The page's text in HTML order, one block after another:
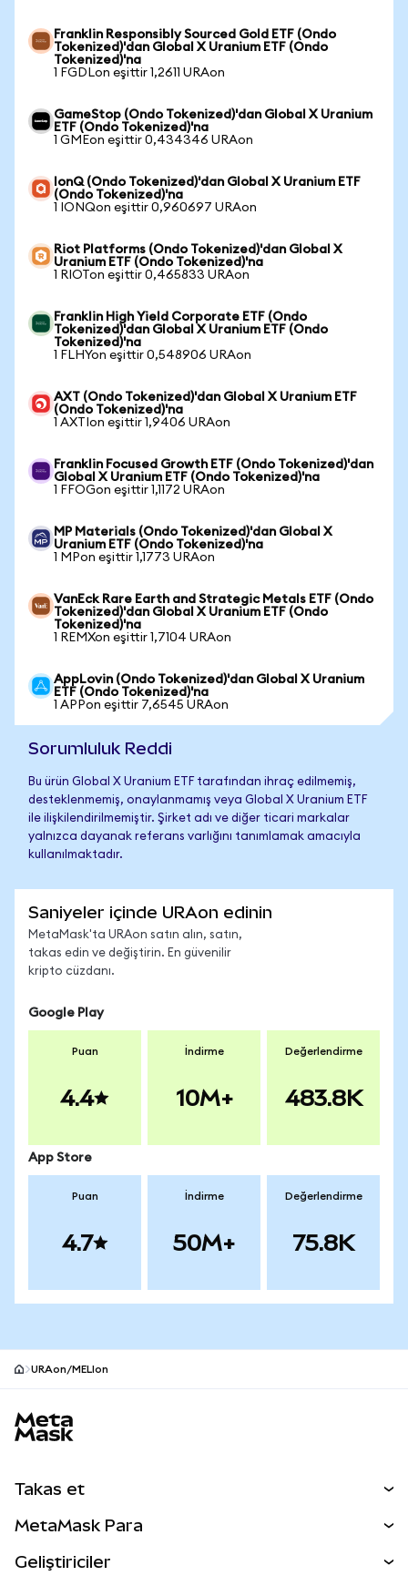
Franklin Responsibly Sourced Gold ETF (Ondo
Tokenized)'dan Global X Uranium ETF (Ondo
Tokenized)'na
1 FGDLon eşittir 1,2611 URAon
GameStop (Ondo Tokenized)'dan Global X Uranium
ETF (Ondo Tokenized)'na
1 GMEon eşittir 0,434346 URAon
IonQ (Ondo Tokenized)'dan Global X Uranium ETF
(Ondo Tokenized)'na
1 IONQon eşittir 0,960697 URAon
Riot Platforms (Ondo Tokenized)'dan Global X
Uranium ETF (Ondo Tokenized)'na
1 RIOTon eşittir 0,465833 URAon
Franklin High Yield Corporate ETF (Ondo
Tokenized)'dan Global X Uranium ETF (Ondo
Tokenized)'na
1 FLHYon eşittir 0,548906 URAon
AXT (Ondo Tokenized)'dan Global X Uranium ETF
(Ondo Tokenized)'na
1 AXTIon eşittir 1,9406 URAon
Franklin Focused Growth ETF (Ondo Tokenized)'dan
Global X Uranium ETF (Ondo Tokenized)'na
1 FFOGon eşittir 1,1172 URAon
MP Materials (Ondo Tokenized)'dan Global X
Uranium ETF (Ondo Tokenized)'na
1 MPon eşittir 1,1773 URAon
VanEck Rare Earth and Strategic Metals ETF (Ondo
Tokenized)'dan Global X Uranium ETF (Ondo
Tokenized)'na
1 REMXon eşittir 1,7104 URAon
AppLovin (Ondo Tokenized)'dan Global X Uranium
ETF (Ondo Tokenized)'na
1 APPon eşittir 7,6545 URAon
Sorumluluk Reddi
Bu ürün Global X Uranium ETF tarafından ihraç edilmemiş,
desteklenmemiş, onaylanmamış veya Global X Uranium ETF
ile ilişkilendirilmemiştir. Şirket adı ve diğer ticari markalar
yalnızca dayanak referans varlığını tanımlamak amacıyla
kullanılmaktadır.
Saniyeler içinde URAon edinin
MetaMask'ta URAon satın alın, satın,
takas edin ve değiştirin. En güvenilir
kripto cüzdanı.
Google Play
Puan
4.4
İndirme
10M+
Değerlendirme
483.8K
App Store
Puan
4.7
İndirme
50M+
Değerlendirme
75.8K
URAon/MELIon
Takas et
Perps
MetaMask Para
Geliştiriciler